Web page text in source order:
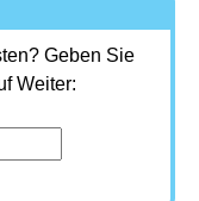
Geben Sie
Weiter: